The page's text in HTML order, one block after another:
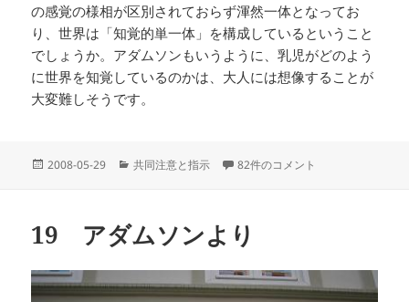
の感覚の様相が区別されておらず渾然一体となってお
り、世界は「知覚的単一体」を構成しているということ
でしょうか。アダムソンもいうように、乳児がどのよう
に世界を知覚しているのかは、大人には想像することが
大変難しそうです。
投
2008-05-29
カ
ー
共同注意と指示 20 知覚的単一体？ への
82件のコメント
19 アダムソンより